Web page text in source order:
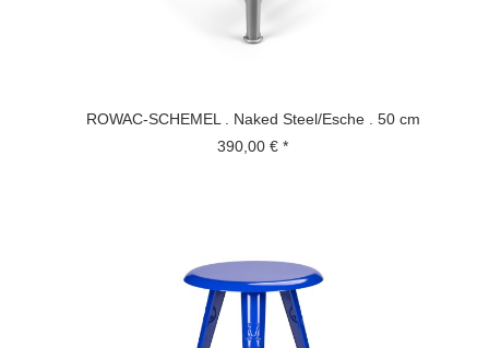
ROWAC-SCHEMEL . Naked Steel/Esche . 50 cm
390,00 € *